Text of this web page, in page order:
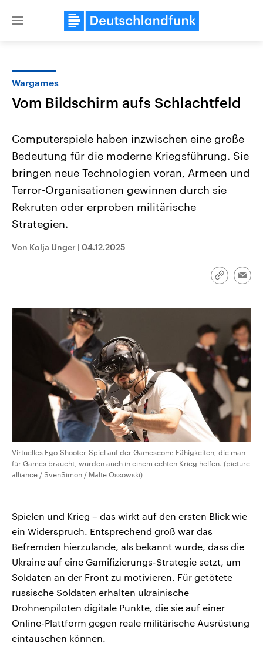
Close
Landtagswahl Sachsen-Anhalt
Alle Informationen
Sachsen-Anhalt wählt am 6.
September 2026 einen neuen
Landtag. Seit 2021 wird das
und Kandidaten der anstehenden
Wahl.
USA
aktuelle Weltgeschehen.
Audio-Archiv
Wargames
Vom Bildschirm aufs Schlachtfeld
Computerspiele haben inzwischen eine große
Bedeutung für die moderne Kriegsführung. Sie
bringen neue Technologien voran, Armeen und
Terror-Organisationen gewinnen durch sie
Rekruten oder erproben militärische
Strategien.
Von Kolja Unger | 04.12.2025
Link
Virtuelles Ego-Shooter-Spiel auf der Gamescom: Fähigkeiten, die man
für Games braucht, würden auch in einem echten Krieg helfen. (picture
alliance / SvenSimon / Malte Ossowski)
Spielen und Krieg – das wirkt auf den ersten Blick wie
ein Widerspruch. Entsprechend groß war das
Befremden hierzulande, als bekannt wurde, dass die
Ukraine auf eine Gamifizierungs-Strategie setzt, um
Soldaten an der Front zu motivieren. Für getötete
russische Soldaten erhalten ukrainische
Drohnenpiloten digitale Punkte, die sie auf einer
Online-Plattform gegen reale militärische Ausrüstung
eintauschen können.